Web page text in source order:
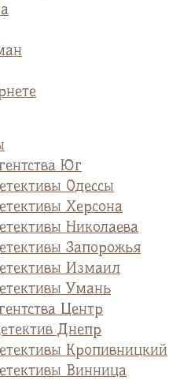
Юг
Одессы
Херсона
Николаева
Запорожья
Измаил
Умань
Центр
Днепр
Кропивницкий
Винница